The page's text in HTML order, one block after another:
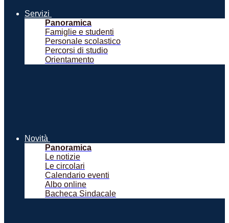
Servizi
Panoramica
Famiglie e studenti
Personale scolastico
Percorsi di studio
Orientamento
Novità
Panoramica
Le notizie
Le circolari
Calendario eventi
Albo online
Bacheca Sindacale